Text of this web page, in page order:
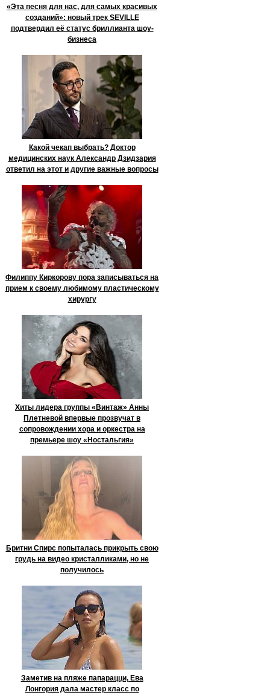
«Эта песня для нас, для самых красивых
созданий»: новый трек SEVILLE
подтвердил её статус бриллианта шоу-
бизнеса
Какой чекап выбрать? Доктор
медицинских наук Александр Дзидзария
ответил на этот и другие важные вопросы
Филиппу Киркорову пора записываться на
прием к своему любимому пластическому
хирургу
Хиты лидера группы «Винтаж» Анны
Плетневой впервые прозвучат в
сопровождении хора и оркестра на
премьере шоу «Ностальгия»
Бритни Спирс попыталась прикрыть свою
грудь на видео кристалликами, но не
получилось
Заметив на пляже папарацци, Ева
Лонгория дала мастер класс по